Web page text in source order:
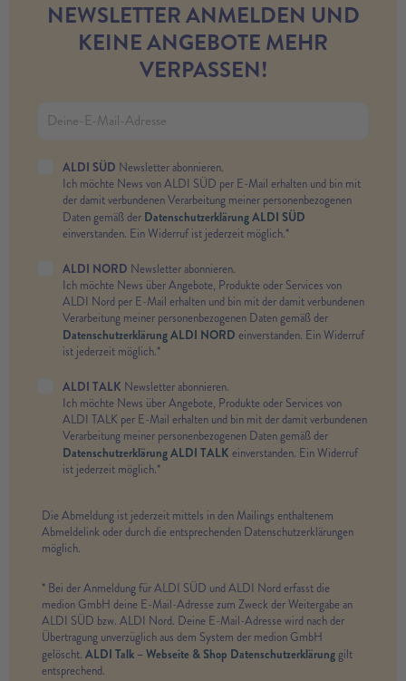
NEWSLETTER ANMELDEN UND
KEINE ANGEBOTE MEHR
VERPASSEN!
ALDI SÜD Newsletter abonnieren.
Ich möchte News von ALDI SÜD per E-Mail erhalten und bin mit
der damit verbundenen Verarbeitung meiner personenbezogenen
Daten gemäß der Datenschutzerklärung ALDI SÜD
einverstanden. Ein Widerruf ist jederzeit möglich.*
ALDI NORD Newsletter abonnieren.
Ich möchte News über Angebote, Produkte oder Services von
ALDI Nord per E-Mail erhalten und bin mit der damit verbundenen
Verarbeitung meiner personenbezogenen Daten gemäß der
Datenschutzerklärung ALDI NORD einverstanden. Ein Widerruf
ist jederzeit möglich.*
ALDI TALK Newsletter abonnieren.
Ich möchte News über Angebote, Produkte oder Services von
ALDI TALK per E-Mail erhalten und bin mit der damit verbundenen
Verarbeitung meiner personenbezogenen Daten gemäß der
Datenschutzerklärung ALDI TALK einverstanden. Ein Widerruf
ist jederzeit möglich.*
Die Abmeldung ist jederzeit mittels in den Mailings enthaltenem
Abmeldelink oder durch die entsprechenden Datenschutzerklärungen
möglich.
* Bei der Anmeldung für ALDI SÜD und ALDI Nord erfasst die
medion GmbH deine E-Mail-Adresse zum Zweck der Weitergabe an
ALDI SÜD bzw. ALDI Nord. Deine E-Mail-Adresse wird nach der
Übertragung unverzüglich aus dem System der medion GmbH
gelöscht. ALDI Talk – Webseite & Shop Datenschutzerklärunggilt
entsprechend.